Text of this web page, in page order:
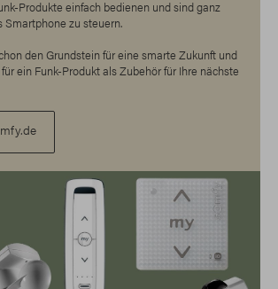
Produkte einfach bedienen und sind ganz
Smartphone zu steuern.
den Grundstein für eine smarte Zukunft und
ein Funk-Produkt als Zubehör für Ihre nächste